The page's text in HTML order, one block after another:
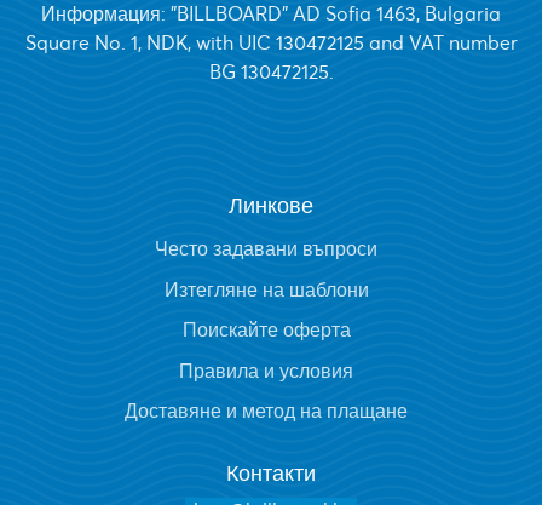
Информация: "BILLBOARD" AD Sofia 1463, Bulgaria
Square No. 1, NDK, with UIC 130472125 and VAT number
BG 130472125.
Линкове
Често задавани въпроси
Изтегляне на шаблони
Поискайте оферта
Правила и условия
Доставяне и метод на плащане
Контакти